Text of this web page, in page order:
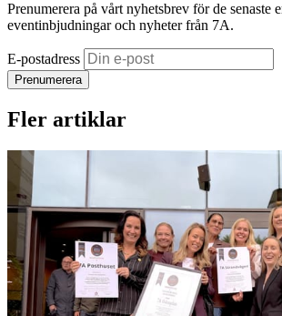
Prenumerera på vårt nyhetsbrev för de senaste
eventinbjudningar och nyheter från 7A.
E-postadress
Prenumerera
Fler artiklar